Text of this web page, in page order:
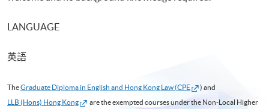
LANGUAGE
英語
TheGraduate Diploma in English and Hong Kong Law (CPE
) and
LLB (Hons) Hong Kong
are the exempted courses under the Non-Local Higher